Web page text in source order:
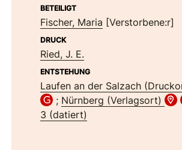
BETEILIGT
Fischer, Maria [Verstorbene:r]
DRUCK
Ried, J. E.
ENTSTEHUNG
Laufen an der Salzach
; Nürnberg (Verlagsort)
3 (datiert)